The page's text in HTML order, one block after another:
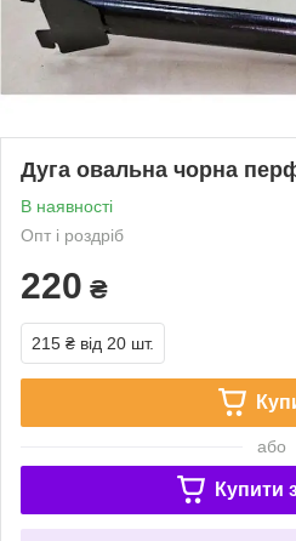
Дуга овальна чорна
В наявності
Опт і роздріб
220 ₴
215 ₴ від 20 шт.
або
Купити